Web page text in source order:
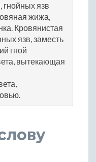
язв
жижа,
Кровянистая
язв, заместь
гной
вытекающая